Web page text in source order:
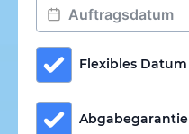
Flexibles Datum
Abgabegarantie